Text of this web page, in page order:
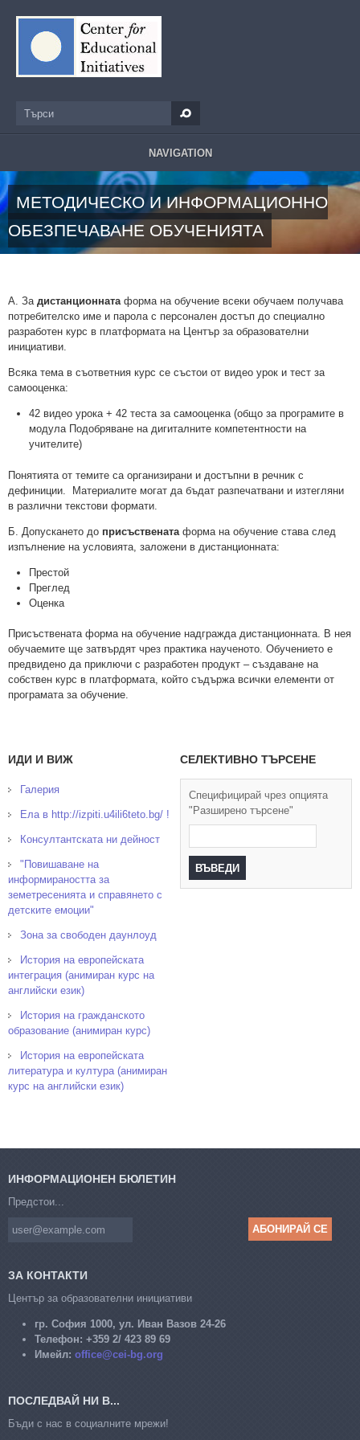
Търси
NAVIGATION
МЕТОДИЧЕСКО И ИНФОРМАЦИОННО
ОБЕЗПЕЧАВАНЕ ОБУЧЕНИЯТА
А. За дистанционнатаформа на обучение всеки обучаем получава
потребителско име и парола с персонален достъп до специално
разработен курс в платформата на Център за образователни
инициативи.
Всяка тема в съответния курс се състои от видео урок и тест за
самооценка:
42 видео урока + 42 теста за самооценка (общо за програмите в
модула Подобряване на дигиталните компетентности на
учителите)
Понятията от темите са организирани и достъпни в речник с
дефиниции. Материалите могат да бъдат разпечатвани и изтегляни
в различни текстови формати.
Б. Допускането до присъствената форма на обучение става след
изпълнение на условията, заложени в дистанционната:
Престой
Преглед
Оценка
Присъствената форма на обучение надгражда дистанционната. В нея
обучаемите ще затвърдят чрез практика наученото. Обучението е
предвидено да приключи с разработен продукт – създаване на
собствен курс в платформата, който съдържа всички елементи от
програмата за обучение.
ИДИ И ВИЖ
Галерия
Ела в http://izpiti.u4ili6teto.bg/ !
Консултантската ни дейност
"Повишаване на
информираността за
земетресенията и справянето с
детските емоции"
Зона за свободен даунлоуд
История на европейската
интеграция (анимиран курс на
английски език)
История на гражданското
образование (анимиран курс)
История на европейската
литература и култура (анимиран
курс на английски език)
СЕЛЕКТИВНО ТЪРСЕНЕ
Специфицирай чрез опцията
"Разширено търсене"
ИНФОРМАЦИОНЕН БЮЛЕТИН
Предстои...
ЗА КОНТАКТИ
Център за образователни инициативи
гр. София 1000, ул. Иван Вазов 24-26
Телефон: +359 2/ 423 89 69
Имейл: office@cei-bg.org
ПОСЛЕДВАЙ НИ В...
Бъди с нас в социалните мрежи!